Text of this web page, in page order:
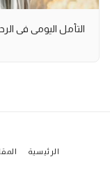
التأمل اليومي في
الرئيسية